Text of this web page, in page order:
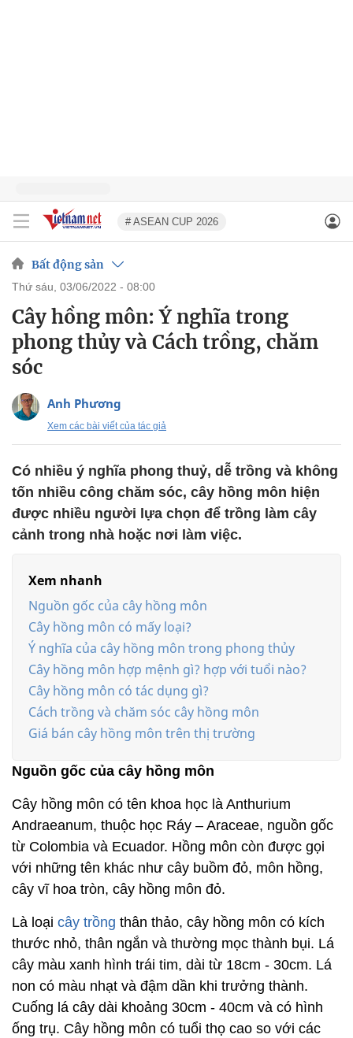
# ASEAN CUP 2026
Bất động sản
thứ sáu, 03/06/2022 - 08:00
Cây hồng môn: Ý nghĩa trong
phong thủy và Cách trồng, chăm
sóc
Anh Phương
Xem các bài viết của tác giả
Có nhiều ý nghĩa phong thuỷ, dễ trồng và không
tốn nhiều công chăm sóc, cây hồng môn hiện
được nhiều người lựa chọn để trồng làm cây
cảnh trong nhà hoặc nơi làm việc.
Xem nhanh
Nguồn gốc của cây hồng môn
Cây hồng môn có mấy loại?
Ý nghĩa của cây hồng môn trong phong thủy
Cây hồng môn hợp mệnh gì? hợp với tuổi nào?
Cây hồng môn có tác dụng gì?
Cách trồng và chăm sóc cây hồng môn
Giá bán cây hồng môn trên thị trường
Nguồn gốc của cây hồng môn
Cây hồng môn có tên khoa học là Anthurium
Andraeanum, thuộc học Ráy – Araceae, nguồn gốc
từ Colombia và Ecuador. Hồng môn còn được gọi
với những tên khác như cây buồm đỏ, môn hồng,
cây vĩ hoa tròn, cây hồng môn đỏ.
Là loại cây trồng thân thảo, cây hồng môn có kích
thước nhỏ, thân ngắn và thường mọc thành bụi. Lá
cây màu xanh hình trái tim, dài từ 18cm - 30cm. Lá
non có màu nhạt và đậm dần khi trưởng thành.
Cuống lá cây dài khoảng 30cm - 40cm và có hình
ống trụ. Cây hồng môn có tuổi thọ cao so với các